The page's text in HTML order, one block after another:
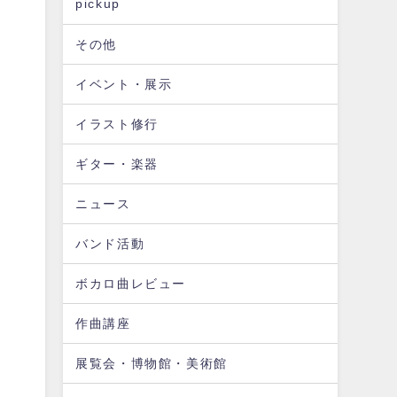
pickup
その他
イベント・展示
イラスト修行
ギター・楽器
ニュース
バンド活動
ボカロ曲レビュー
作曲講座
展覧会・博物館・美術館